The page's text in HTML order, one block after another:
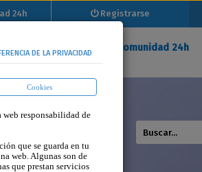
24h Registrarse
Registrarse
Blog Opina Mi Comunidad 24h
DE LA PRIVACIDAD
Cookies
responsabilidad de
que se guarda en tu
web. Algunas son de
que prestan servicios